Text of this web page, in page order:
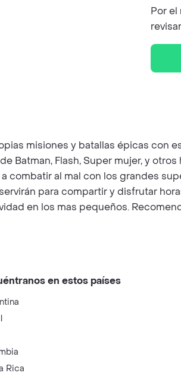
Por
misiones y batallas épicas con
Batman, Flash, Super mujer, y
combatir al mal con los grandes
para compartir y disfrutar
en los mas pequeños.
en estos países
Rica